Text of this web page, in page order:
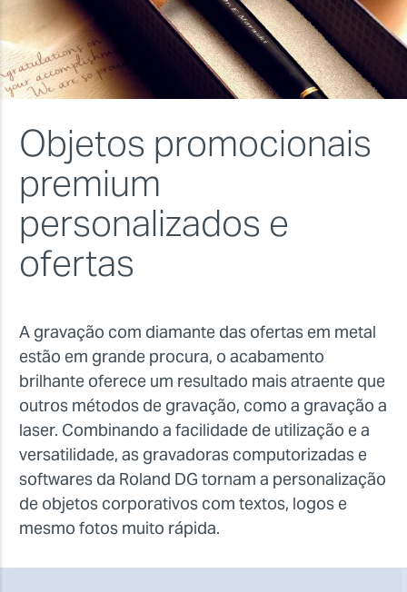
Objetos promocionais
premium
personalizados e
ofertas
A gravação com diamante das ofertas em metal
estão em grande procura, o acabamento
brilhante oferece um resultado mais atraente que
outros métodos de gravação, como a gravação a
laser. Combinando a facilidade de utilização e a
versatilidade, as gravadoras computorizadas e
softwares da Roland DG tornam a personalização
de objetos corporativos com textos, logos e
mesmo fotos muito rápida.